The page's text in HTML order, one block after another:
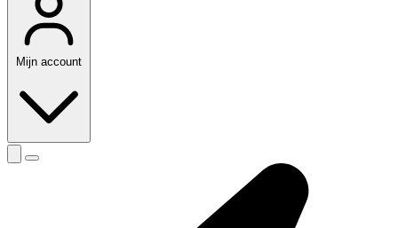
Mijn account